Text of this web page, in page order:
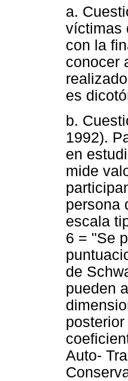
a.
víctimas
con la
conocer
es
b.
1992).
en
mide
persona
escala
6 = "Se
de
pueden
Auto-